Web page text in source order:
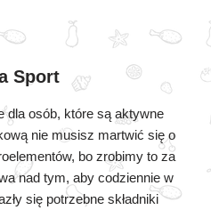
Sport
dla osób, które są aktywne
nie musisz martwić się o
bo zrobimy to za
nad tym, aby codziennie w
się potrzebne składniki